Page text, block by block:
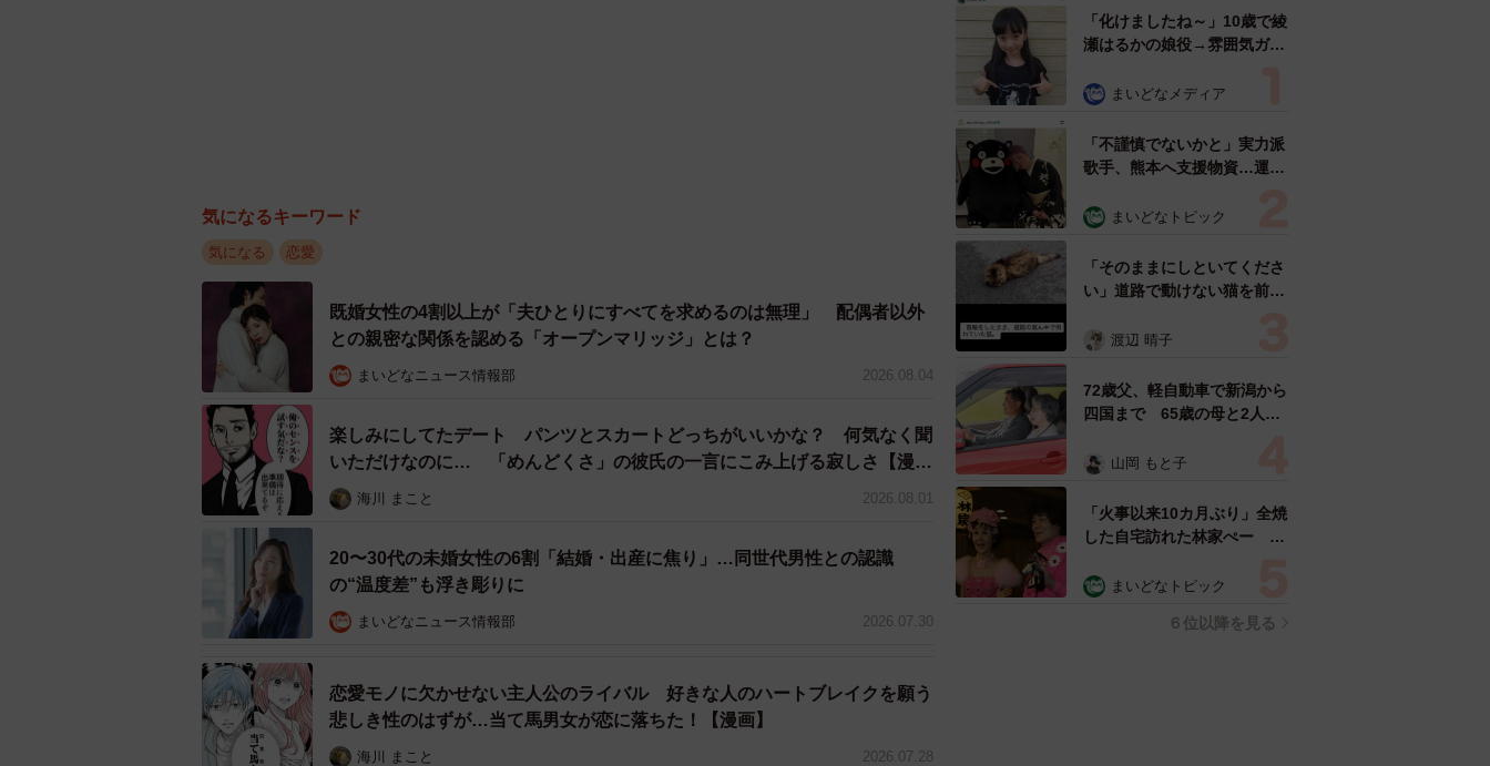
位は「話が面白い」（38.3%）でした。次いで、2位「容姿の良さ」（33.9%）、3位「粘り
強い・諦めない」（8.7％）、4位「紳士的で優しい」（7.8％）が続きました。それぞれの
回答についてのコメントは以下の通りです。
ナンパを成功させるうえで最も重要だと思う要素（提供画像）
気になるキーワード
気になる 恋愛
既婚女性の4割以上が「夫ひとりにすべてを求めるのは無理」 配偶者以外
との親密な関係を認める「オープンマリッジ」とは？
まいどなニュース情報部 2026.08.04
楽しみにしてたデート パンツとスカートどっちがいいかな？ 何気なく聞
いただけなのに… 「めんどくさ」の彼氏の一言にこみ上げる寂しさ【漫
画】
海川 まこと 2026.08.01
20〜30代の未婚女性の6割「結婚・出産に焦り」…同世代男性との認識
の“温度差”も浮き彫りに
まいどなニュース情報部 2026.07.30
恋愛モノに欠かせない主人公のライバル 好きな人のハートブレイクを願う
悲しき性のはずが…当て馬男女が恋に落ちた！【漫画】
海川 まこと 2026.07.28
「化けましたね～」10歳で綾
瀬はるかの娘役→雰囲気ガラ
雰囲気が」「宝塚に入れそ
まいどなメディア
「不謹慎でないかと」実力派
歌手、熊本へ支援物資…運搬
めらい 「痛いほど伝わる」
まいどなトピック
「そのままにしといてくださ
い」道路で動けない猫を前に
ようとした4日間 「命の重
表の訴え
渡辺 晴子
72歳父、軽自動車で新潟から
四国まで 65歳の母と2人で
憩まで分刻み… 「大学生で
山岡 もと子
「火事以来10カ月ぶり」全焼
した自宅訪れた林家ぺー 内
ン状態の部屋に呆然
まいどなトピック
６位以降を見る